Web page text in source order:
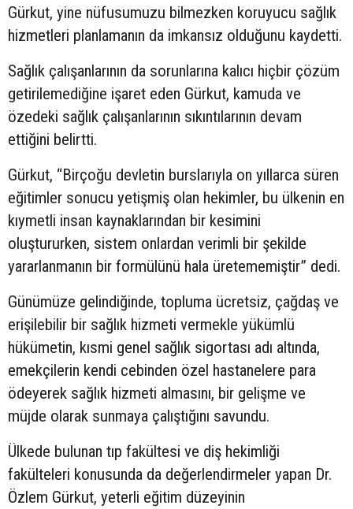
Gürkut, yine nüfusumuzu bilmezken koruyucu sağlık
hizmetleri planlamanın da imkansız olduğunu kaydetti.
Sağlık çalışanlarının da sorunlarına kalıcı hiçbir çözüm
getirilemediğine işaret eden Gürkut, kamuda ve
özedeki sağlık çalışanlarının sıkıntılarının devam
ettiğini belirtti.
Gürkut, “Birçoğu devletin burslarıyla on yıllarca süren
eğitimler sonucu yetişmiş olan hekimler, bu ülkenin en
kıymetli insan kaynaklarından bir kesimini
oluştururken, sistem onlardan verimli bir şekilde
yararlanmanın bir formülünü hala üretememiştir” dedi.
Günümüze gelindiğinde, topluma ücretsiz, çağdaş ve
erişilebilir bir sağlık hizmeti vermekle yükümlü
hükümetin, kısmi genel sağlık sigortası adı altında,
emekçilerin kendi cebinden özel hastanelere para
ödeyerek sağlık hizmeti almasını, bir gelişme ve
müjde olarak sunmaya çalıştığını savundu.
Ülkede bulunan tıp fakültesi ve diş hekimliği
fakülteleri konusunda da değerlendirmeler yapan Dr.
Özlem Gürkut, yeterli eğitim düzeyinin